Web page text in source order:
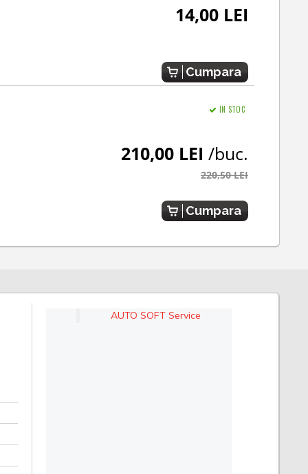
14,00 LEI
Cumpara
IN STOC
210,00 LEI /buc.
220,50 LEI
Cumpara
AUTO SOFT Service